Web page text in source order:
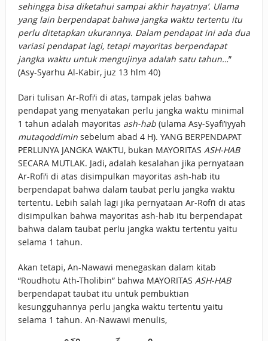
sehingga bisa diketahui sampai akhir hayatnya’. Ulama
yang lain berpendapat bahwa jangka waktu tertentu itu
perlu ditetapkan ukurannya. Dalam pendapat ini ada dua
variasi pendapat lagi, tetapi mayoritas berpendapat
jangka waktu untuk mengujinya adalah satu tahun…”
(Asy-Syarhu Al-Kabir, juz 13 hlm 40)
Dari tulisan Ar-Rofi’i di atas, tampak jelas bahwa
pendapat yang menyatakan perlu jangka waktu minimal
1 tahun adalah mayoritas ash-hab(ulama Asy-Syafi’iyyah
mutaqoddiminsebelum abad 4 H). YANG BERPENDAPAT
PERLUNYA JANGKA WAKTU, bukan MAYORITAS ASH-HAB
SECARA MUTLAK. Jadi, adalah kesalahan jika pernyataan
Ar-Rofi’i di atas disimpulkan mayoritas ash-hab itu
berpendapat bahwa dalam taubat perlu jangka waktu
tertentu. Lebih salah lagi jika pernyataan Ar-Rofi’i di atas
disimpulkan bahwa mayoritas ash-hab itu berpendapat
bahwa dalam taubat perlu jangka waktu tertentu yaitu
selama 1 tahun.
Akan tetapi, An-Nawawi menegaskan dalam kitab
“Roudhotu Ath-Tholibin” bahwa MAYORITAS ASH-HAB
berpendapat taubat itu untuk pembuktian
kesungguhannya perlu jangka waktu tertentu yaitu
selama 1 tahun. An-Nawawi menulis,